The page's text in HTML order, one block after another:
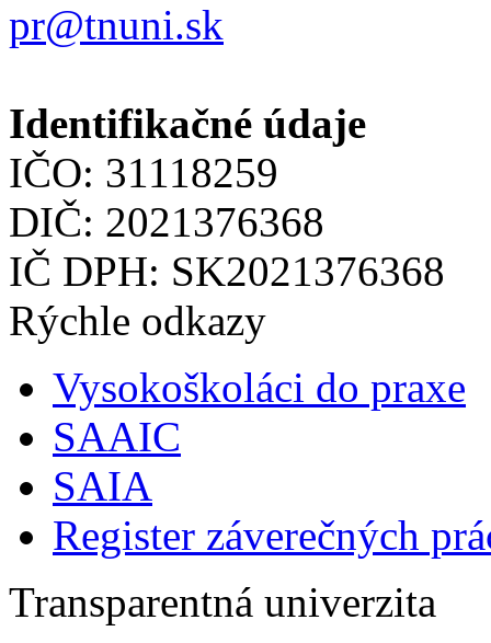
pr@tnuni.sk
Identifikačné údaje
IČO: 31118259
DIČ: 2021376368
IČ DPH: SK2021376368
Rýchle odkazy
Vysokoškoláci do praxe
SAAIC
SAIA
Register záverečných
Transparentná univerzita